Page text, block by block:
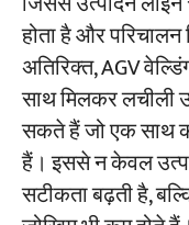
होता है और
अतिरिक्त, AGV
साथ मिलकर लचीली
सकते हैं जो एक साथ
हैं। इससे न केवल
सटीकता बढ़ती है,